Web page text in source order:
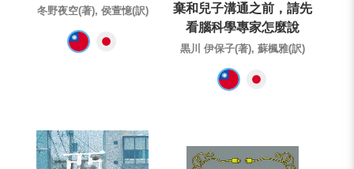
冬野夜空(著), 侯萱憶(訳)
棄和兒子溝通之前，請先
看腦科學專家怎麼說
黒川 伊保子(著), 蘇楓雅(訳)